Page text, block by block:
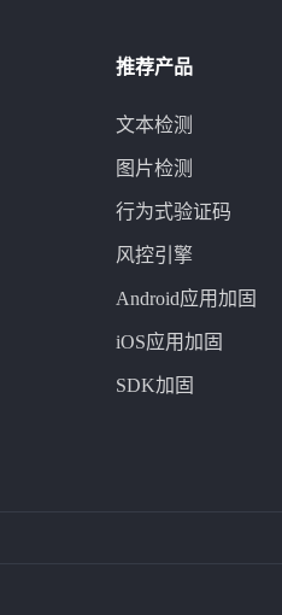
推荐产品
文本检测
图片检测
行为式验证码
风控引擎
Android应用加固
iOS应用加固
SDK加固